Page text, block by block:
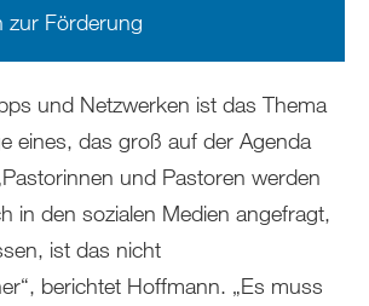
zur Förderung
und Netzwerken ist das Thema
eines, das groß auf der Agenda
und Pastoren werden
in den sozialen Medien angefragt,
ist das nicht
berichtet Hoffmann. „Es muss